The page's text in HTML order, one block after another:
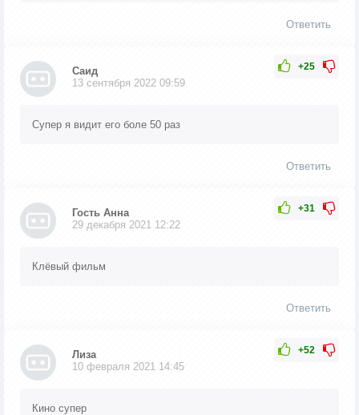
Ответить
+25
Саид
13 сентября 2022 09:59
Супер я видит его боле 50 раз
Ответить
+31
Гость Анна
29 декабря 2021 12:22
Клёвый фильм
Ответить
+52
Лиза
10 февраля 2021 14:45
Кино супер